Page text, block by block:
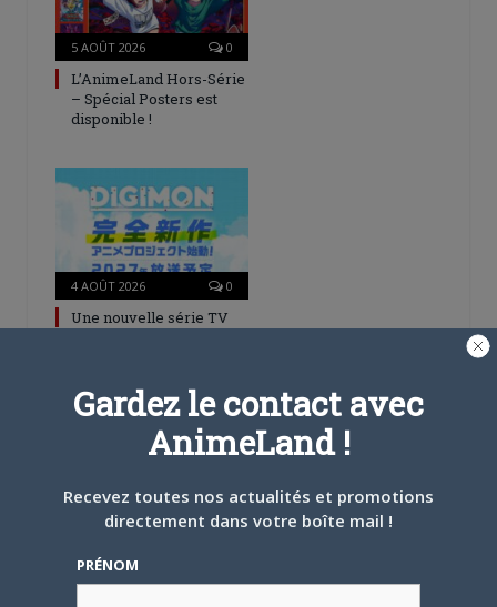
5 AOÛT 2026 0
L’AnimeLand Hors-Série
– Spécial Posters est
disponible !
4 AOÛT 2026 0
Une nouvelle série TV
4 JUILLET 2026 0
[Entretien] Mokochan : «
Lors des prémices du
Gardez le contact avec
AnimeLand !
Recevez toutes nos actualités et promotions
directement dans votre boîte mail !
PRÉNOM